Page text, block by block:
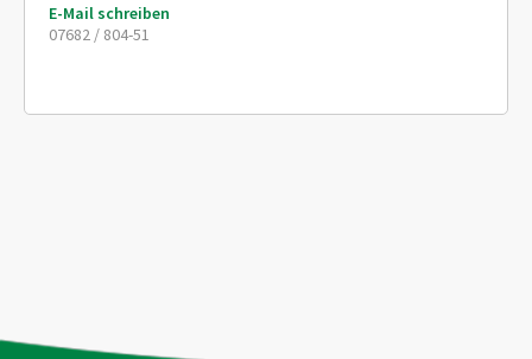
E-Mail schreiben
07682 / 804-51